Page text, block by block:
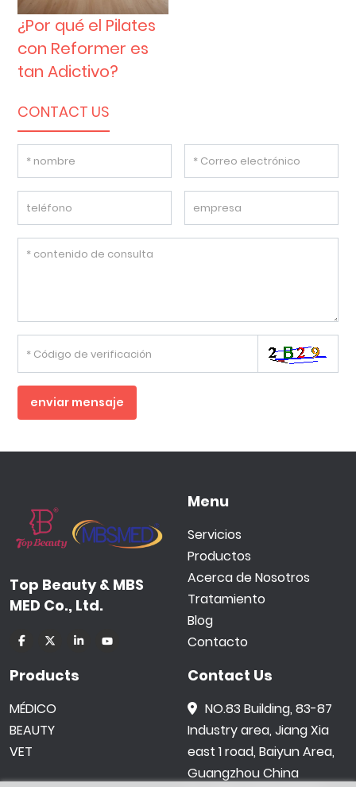
¿Por qué el Pilates
con Reformer es
tan Adictivo?
CONTACT US
enviar mensaje
Top Beauty & MBS
MED Co., Ltd.
Menu
Servicios
Productos
Acerca de Nosotros
Tratamiento
Blog
Contacto
Products
MÉDICO
BEAUTY
VET
Contact Us
NO.83 Building, 83-87
Industry area, Jiang Xia
east 1 road, Baiyun Area,
Guangzhou China